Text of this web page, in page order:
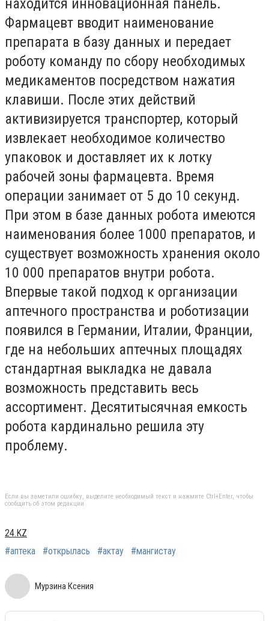
Фармацевт вводит наименование
препарата в базу данных и передает
роботу команду по сбору необходимых
медикаментов посредством нажатия
клавиши. После этих действий
активизируется транспортер, который
извлекает необходимое количество
упаковок и доставляет их к лотку
рабочей зоны фармацевта. Время
операции занимает от 5 до 10 секунд.
При этом в базе данных робота имеются
наименования более 1000 препаратов, и
существует возможность хранения около
10 000 препаратов внутри робота.
Впервые такой подход к организации
аптечного пространства и роботизации
появился в Германии, Италии, Франции,
где на небольших аптечных площадях
стандартная выкладка не давала
возможность представить весь
ассортимент. Десятитысячная емкость
робота кардинально решила эту
проблему.
Если вы заметили ошибку, выделите необходимый текст и нажмите Ctrl+Enter, чтобы
сообщить об этом редакции
24.KZ
#аптека
#открылась #актау #мангистау
Мурзина Ксения